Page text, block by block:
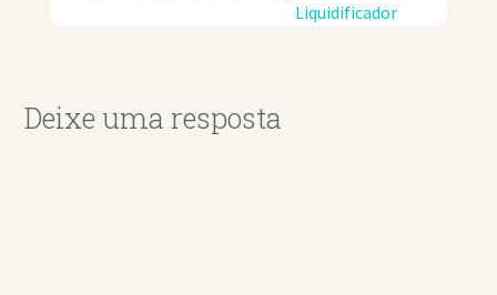
Liquidificador
Deixe uma resposta